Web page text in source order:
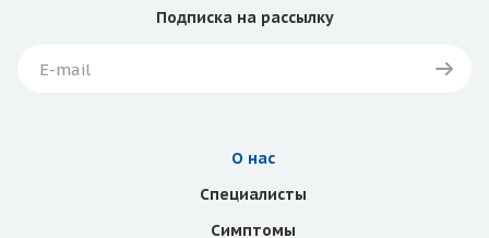
Подписка на рассылку
О нас
Специалисты
Симптомы